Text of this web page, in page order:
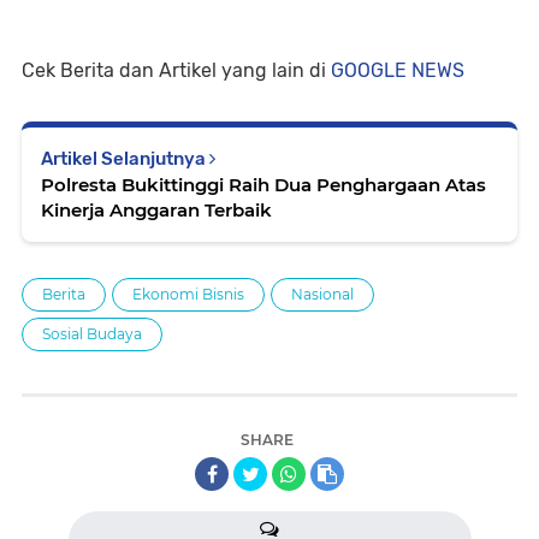
Cek Berita dan Artikel yang lain di GOOGLE NEWS
Artikel Selanjutnya
Polresta Bukittinggi Raih Dua Penghargaan Atas
Kinerja Anggaran Terbaik
Berita Ekonomi Bisnis Nasional
Sosial Budaya
SHARE